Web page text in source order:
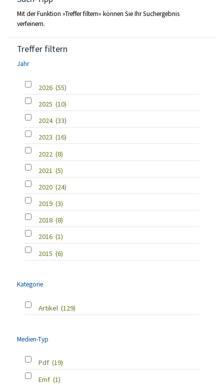
Mit der Funktion »Treffer filtern« können Sie Ihr Suchergebnis
verfeinern.
Treffer filtern
Jahr
2026 (55)
2025 (10)
2024 (33)
2023 (16)
2022 (8)
2021 (5)
2020 (24)
2019 (3)
2018 (8)
2016 (1)
2015 (6)
Kategorie
Artikel (129)
Medien-Typ
Pdf (19)
Emf (1)